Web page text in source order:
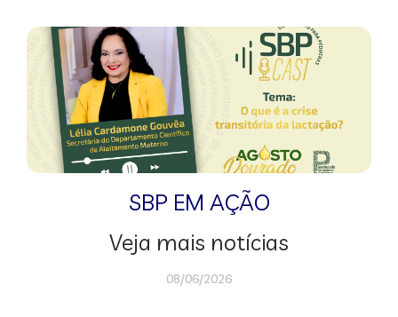
SBP EM AÇÃO
Veja mais notícias
08/06/2026